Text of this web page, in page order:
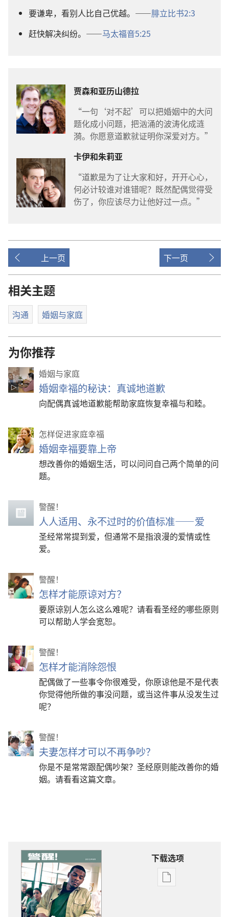
要谦卑，看别人比自己优越。——腓立比书2:3
赶快解决纠纷。——马太福音5:25
贾森和亚历山德拉
“一句‘对不起’可以把婚姻中的大问
题化成小问题，把汹涌的波涛化成涟
漪。你愿意道歉就证明你深爱对方。”
卡伊和朱莉亚
“道歉是为了让大家和好，开开心心，
何必计较谁对谁错呢？既然配偶觉得受
伤了，你应该尽力让他好过一点。”
上一页 下一页
相关主题
沟通 婚姻与家庭
为你推荐
婚姻与家庭
婚姻幸福的秘诀：真诚地道歉
向配偶真诚地道歉能帮助家庭恢复幸福与和睦。
怎样促进家庭幸福
婚姻幸福要靠上帝
想改善你的婚姻生活，可以问问自己两个简单的问
题。
警醒！
人人适用、永不过时的价值标准——爱
圣经常常提到爱，但通常不是指浪漫的爱情或性
爱。
警醒！
怎样才能原谅对方？
要原谅别人怎么这么难呢？请看看圣经的哪些原则
可以帮助人学会宽恕。
警醒！
怎样才能消除怨恨
配偶做了一些事令你很难受，你原谅他是不是代表
你觉得他所做的事没问题，或当这件事从没发生过
呢？
警醒！
夫妻怎样才可以不再争吵？
你是不是常常跟配偶吵架？圣经原则能改善你的婚
姻。请看看这篇文章。
下载选项
电